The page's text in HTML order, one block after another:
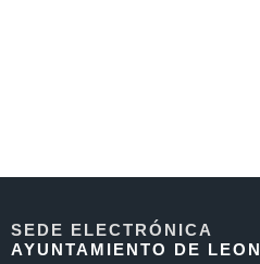
SEDE ELECTRÓNICA
AYUNTAMIENTO DE LEON